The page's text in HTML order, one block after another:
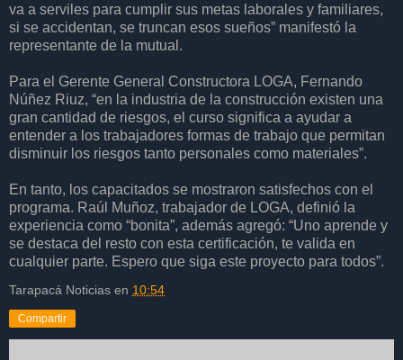
va a serviles para cumplir sus metas laborales y familiares,
si se accidentan, se truncan esos sueños” manifestó la
representante de la mutual.
Para el Gerente General Constructora LOGA, Fernando
Núñez Riuz, “en la industria de la construcción existen una
gran cantidad de riesgos, el curso significa a ayudar a
entender a los trabajadores formas de trabajo que permitan
disminuir los riesgos tanto personales como materiales”.
En tanto, los capacitados se mostraron satisfechos con el
programa. Raúl Muñoz, trabajador de LOGA, definió la
experiencia como “bonita”, además agregó: “Uno aprende y
se destaca del resto con esta certificación, te valida en
cualquier parte. Espero que siga este proyecto para todos”.
Tarapacá Noticias en 10:54
Compartir